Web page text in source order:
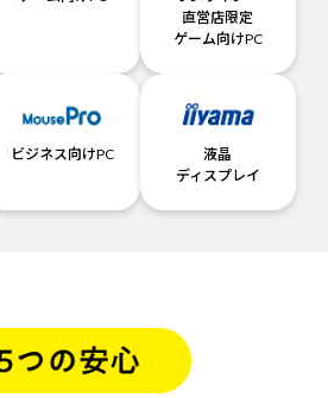
直営店限定
ゲーム向けPC
ビジネス向けPC
液晶
ディスプレイ